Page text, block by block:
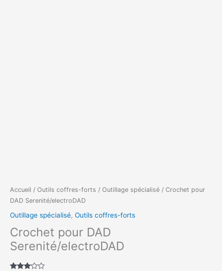
Accueil / Outils coffres-forts / Outillage spécialisé / Crochet pour
DAD Serenité/electroDAD
Outillage spécialisé, Outils coffres-forts
Crochet pour DAD
Serenité/electroDAD